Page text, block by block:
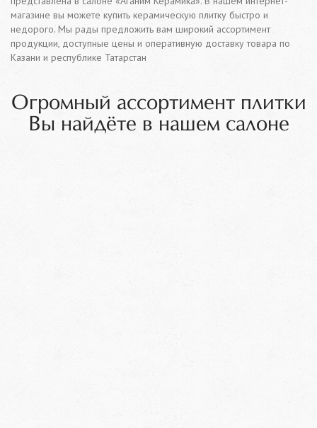
магазине вы можете купить керамическую плитку быстро и
недорого. Мы рады предложить вам широкий ассортимент
продукции, доступные цены и оперативную доставку товара по
Казани и республике Татарстан
Огромный ассортимент плитки
Вы найдёте в нашем салоне